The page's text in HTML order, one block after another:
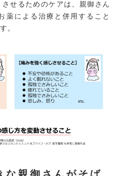
せるためのケアは、親御さん
薬による治療と併用すること
。
な親御さんがそば